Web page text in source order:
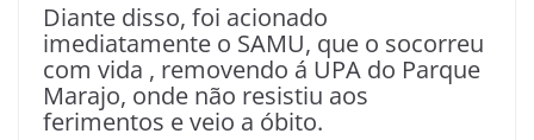
Diante disso, foi acionado
imediatamente o SAMU, que o socorreu
com vida , removendo á UPA do Parque
Marajo, onde não resistiu aos
ferimentos e veio a óbito.